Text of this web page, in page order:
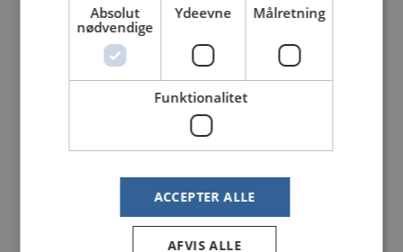
sted, hvor den fælles frokost indtages kl. 11:30.
Der er ingen tilmelding, og du bestemmer helt selv,
hvor meget og hvor du vil fiske.
Vil du vide lidt mere, så kontakt Erik Nielsen Mail:
eni.nielsen@gmail.com Mobil: 61 72 49 02
Absolut
nødvendige
Ydeevne Målretning
Funktionalitet
ACCEPTER ALLE
AFVIS ALLE